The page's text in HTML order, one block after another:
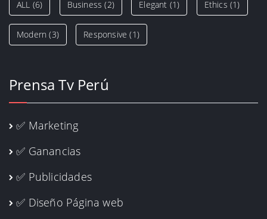
ALL (6) Business (2) Elegant (1) Ethics (1)
Modern (3) Responsive (1)
Prensa Tv Perú
✅ Marketing
✅ Ganancias
✅ Publicidades
✅ Diseño Página web